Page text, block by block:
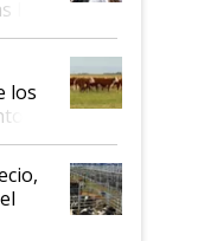
le
los